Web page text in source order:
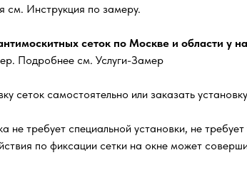
см. Инструкция по замеру.
сеток по Москве и области у
Подробнее см. Услуги-Замер
сеток самостоятельно или заказать
не требует специальной установки, не
по фиксации сетки на окне может